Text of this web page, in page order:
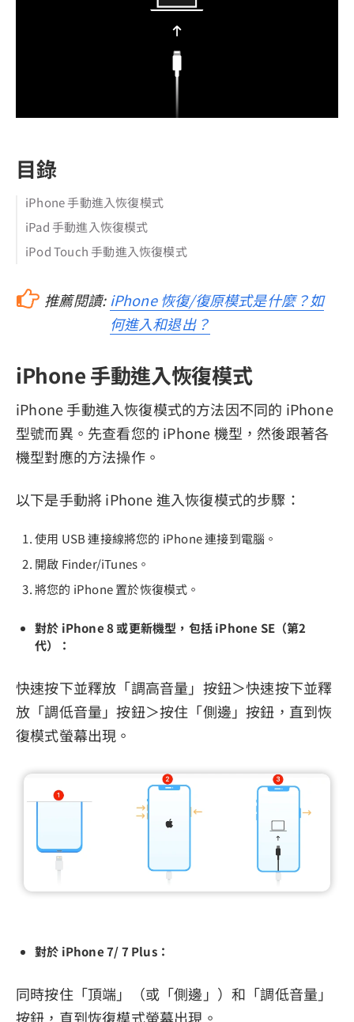
目錄
iPhone 手動進入恢復模式
iPad 手動進入恢復模式
iPod Touch 手動進入恢復模式
推薦閱讀: iPhone 恢復/復原模式是什麼？如
何進入和退出？
iPhone 手動進入恢復模式
iPhone 手動進入恢復模式的方法因不同的 iPhone
型號而異。先查看您的 iPhone 機型，然後跟著各
機型對應的方法操作。
以下是手動將 iPhone 進入恢復模式的步驟：
使用 USB 連接線將您的 iPhone 連接到電腦。
開啟 Finder/iTunes。
將您的 iPhone 置於恢復模式。
對於 iPhone 8 或更新機型，包括 iPhone SE（第2
代）：
快速按下並釋放「調高音量」按鈕＞快速按下並釋
放「調低音量」按鈕＞按住「側邊」按鈕，直到恢
復模式螢幕出現。
對於 iPhone 7/ 7 Plus：
同時按住「頂端」（或「側邊」）和「調低音量」
按鈕，直到恢復模式螢幕出現。